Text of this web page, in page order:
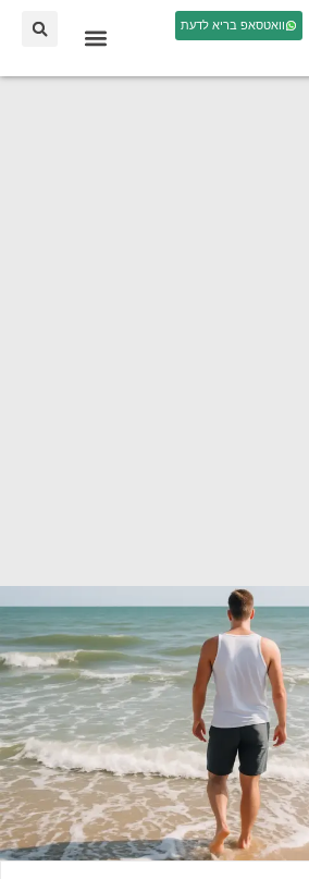
וואטסאפ בריא לדעת